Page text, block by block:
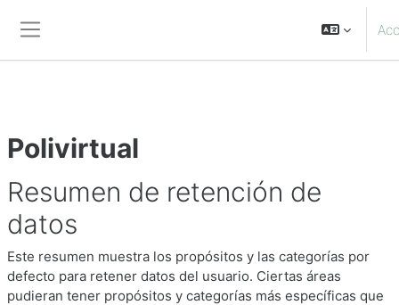
family=Poppins:wght@400;600;700&display=swap');
Polivirtual
Resumen de retención de
datos
Este resumen muestra los propósitos y las categorías por
defecto para retener datos del usuario. Ciertas áreas
pudieran tener propósitos y categorías más específicas que